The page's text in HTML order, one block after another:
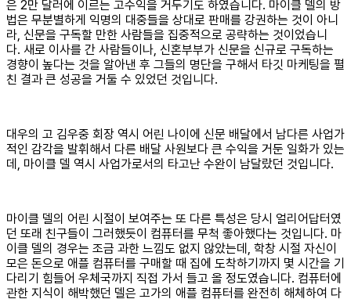
은 2만 달러에 이르는 고수익을 거두기도 하였습니다. 마이클 델의 방
법은 무분별하게 익명의 대중들을 상대로 판매를 강권하는 것이 아니
라, 신문을 구독할 만한 사람들을 집중적으로 공략하는 것이었습니
다. 새로 이사를 간 사람들이나, 신혼부부가 신문을 신규로 구독하는
경향이 높다는 것을 알아낸 후 그들의 명단을 구해서 타깃 마케팅을 펼
친 결과 큰 성공을 거둘 수 있었던 것입니다.
대우의 고 김우중 회장 역시 어린 나이에 신문 배달에서 남다른 사업가
적인 감각을 발휘해서 다른 배달 사원보다 큰 수익을 거둔 일화가 있는
데, 마이클 델 역시 사업가로서의 타고난 수완이 남달랐던 것입니다.
마이클 델의 어린 시절이 보여주는 또 다른 특성은 당시 얼리어답터였
던 또래 친구들이 그러했듯이 컴퓨터를 무척 좋아했다는 것입니다. 마
이클 델의 경우는 조금 과한 느낌도 없지 않았는데, 학창 시절 자신이
모은 돈으로 애플 컴퓨터를 구매할 때 집에 도착하기까지 몇 시간을 기
다리기 힘들어 우체국까지 직접 가서 들고 올 정도였습니다. 컴퓨터에
관한 지식이 해박했던 델은 고가의 애플 컴퓨터를 완전히 해체하여 다